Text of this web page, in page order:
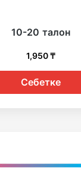
10-20 талон
1,950₸
Себетке